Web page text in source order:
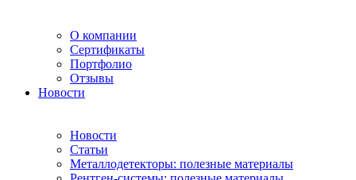
О компании
Сертификаты
Портфолио
Отзывы
Новости
Новости
Статьи
Металлодетекторы: полезные материалы